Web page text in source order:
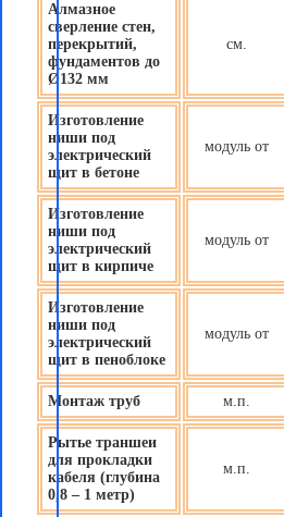
Алмазное
сверление стен,
перекрытий,
фундаментов до
Ø132 мм
см.
Изготовление
ниши под
электрический
щит в бетоне
модуль от
Изготовление
ниши под
электрический
щит в кирпиче
модуль от
Изготовление
ниши под
электрический
щит в пеноблоке
модуль от
Монтаж труб м.п.
Рытье траншеи
для прокладки
кабеля (глубина
0,8 – 1 метр)
м.п.